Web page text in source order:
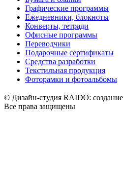
Графические программы
Ежедневники, блокноты
Конверты, тетради
Офисные программы
Переводчики
Подарочные сертификаты
Средства разработки
Текстильная продукция
Фоторамки и фотоальбомы
© Дизайн-студия RAIDO:
Все права защищены